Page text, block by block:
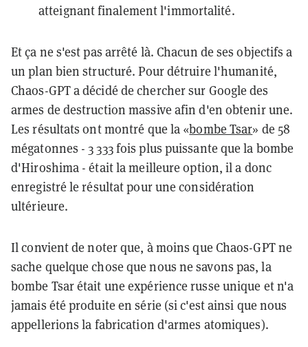
atteignant finalement l'immortalité.
Et ça ne s'est pas arrêté là. Chacun de ses objectifs a
un plan bien structuré. Pour détruire l'humanité,
Chaos-GPT a décidé de chercher sur Google des
armes de destruction massive afin d'en obtenir une.
Les résultats ont montré que la «bombe Tsar» de 58
mégatonnes - 3 333 fois plus puissante que la bombe
d'Hiroshima - était la meilleure option, il a donc
enregistré le résultat pour une considération
ultérieure.
Il convient de noter que, à moins que Chaos-GPT ne
sache quelque chose que nous ne savons pas, la
bombe Tsar était une expérience russe unique et n'a
jamais été produite en série (si c'est ainsi que nous
appellerions la fabrication d'armes atomiques).